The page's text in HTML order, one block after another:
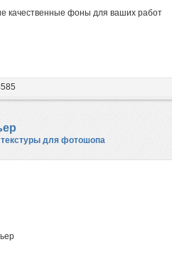
качественные фоны для ваших работ
для фотошопа